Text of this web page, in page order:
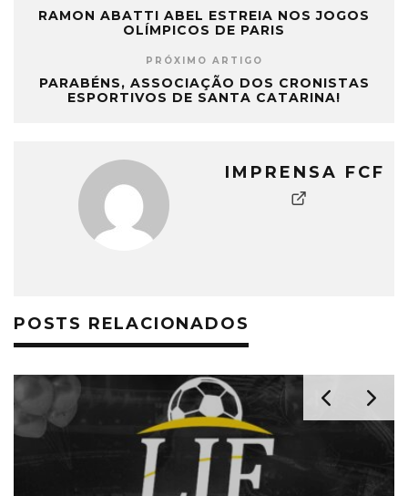
RAMON ABATTI ABEL ESTREIA NOS JOGOS
OLÍMPICOS DE PARIS
PRÓXIMO ARTIGO
PARABÉNS, ASSOCIAÇÃO DOS CRONISTAS
ESPORTIVOS DE SANTA CATARINA!
IMPRENSA FCF
POSTS RELACIONADOS